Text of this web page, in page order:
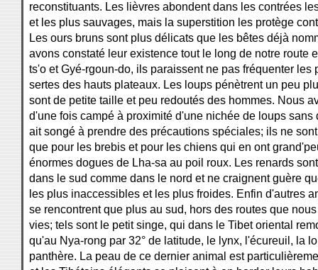
reconstituants. Les lièvres abondent dans les contrées
et les plus sauvages, mais la superstition les protège
Les ours bruns sont plus délicats que les bêtes déjà
avons constaté leur existence tout le long de notre route
ts'o et Gyé-rgoun-do, ils paraissent ne pas fréquenter les
sertes des hauts plateaux. Les loups pénètrent un peu
sont de petite taille et peu redoutés des hommes. Nous
d'une fois campé à proximité d'une nichée de loups sans
ait songé à prendre des précautions spéciales; ils ne
que pour les brebis et pour les chiens qui en ont
énormes dogues de Lha-sa au poil roux. Les renards
dans le sud comme dans le nord et ne craignent guère
les plus inaccessibles et les plus froides. Enfin d'autres
se rencontrent que plus au sud, hors des routes que
vies; tels sont le petit singe, qui dans le Tibet oriental
qu'au Nya-rong par 32° de latitude, le lynx, l'écureuil, la
panthère. La peau de ce dernier animal est